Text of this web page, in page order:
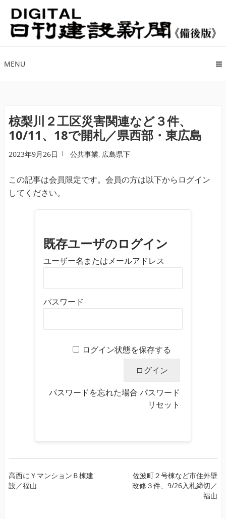
ナ
ビ
ゲ
シ
ス
キ
プ
コ
ン
テ
ツ
ッ
プ
MENU
椋梨川２工区災害関連など３件、
10/11、18で開札／県西部・東広島
2023年9月26日 公共事業, 広島県下
この記事は会員限定です。会員の方は以下からログイン
してください。
既存ユーザのログイン
ユーザー名またはメールアドレス
パスワード
ログイン状態を保存する
パスワードを忘れた場合 パスワード
リセット
投
稿
高西にＹマンションＢ棟建
設／福山
佐波町２号棟など市住外壁
改修３件、9/26入札締切／
福山